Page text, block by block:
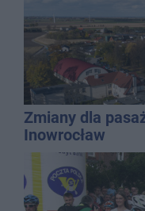
Zmiany dla
Inowrocław